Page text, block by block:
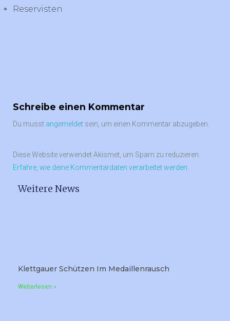
Reservisten
Schreibe einen Kommentar
Du musst angemeldet sein, um einen Kommentar abzugeben.
Diese Website verwendet Akismet, um Spam zu reduzieren.
Erfahre, wie deine Kommentardaten verarbeitet werden.
Weitere News
Klettgauer Schützen Im Medaillenrausch
Weiterlesen »